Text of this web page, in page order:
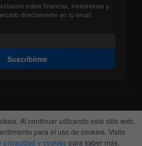
sobre finanzas, inversiones y
directamente en tu email.
Suscribirme
Politica Editorial
Nuestro Equipo
Al continuar utilizando este sitio web,
para el uso de cookies. Visite
privacidad y cookies para saber más.